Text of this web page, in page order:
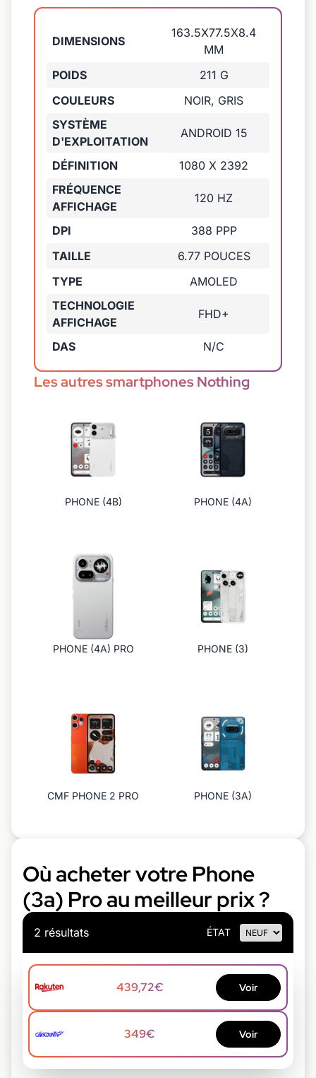
DIMENSIONS
163.5X77.5X8.4
MM
POIDS
211 G
COULEURS
NOIR, GRIS
SYSTÈME
D'EXPLOITATION
ANDROID 15
DÉFINITION
1080 X 2392
FRÉQUENCE
AFFICHAGE
120 HZ
DPI
388 PPP
TAILLE
6.77 POUCES
TYPE
AMOLED
TECHNOLOGIE
AFFICHAGE
FHD+
DAS N/C
Les autres smartphones Nothing
PHONE (4B) PHONE (4A)
PHONE (4A) PRO PHONE (3)
CMF PHONE 2 PRO PHONE (3A)
Où acheter votre Phone
(3a) Pro au meilleur prix ?
2 résultats ÉTAT
439,72€ Voir
349€ Voir